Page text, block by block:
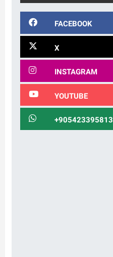
FACEBOOK
X
INSTAGRAM
YOUTUBE
+905423395813